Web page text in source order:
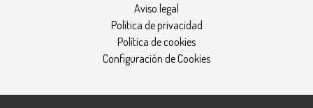
Aviso legal
Política de privacidad
Política de cookies
Configuración de Cookies